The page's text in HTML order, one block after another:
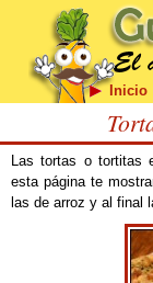
Inicio
Las tortas o tortitas
esta página te
las de arroz y al final